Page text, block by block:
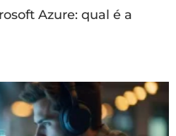
Azure: qual é a